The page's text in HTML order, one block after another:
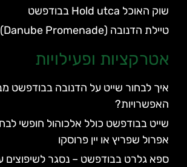
שוק האוכל Hold utca בבודפשט
טיילת הדנובה (Danube Promenade)
אטרקציות ופעילויות
איך לבחור שייט על הדנובה בבודפשט
האפשרויות?
שייט בבודפשט כולל אלכוהול חופשי
אפרול שפריץ או יין פרוסקו